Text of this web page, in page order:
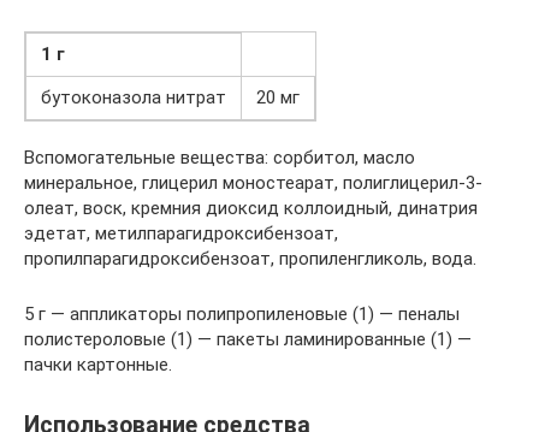
1 г
бутоконазола нитрат
20 мг
Вспомогательные вещества: сорбитол, масло
минеральное, глицерил моностеарат, полиглицерил-3-
олеат, воск, кремния диоксид коллоидный, динатрия
эдетат, метилпарагидроксибензоат,
пропилпарагидроксибензоат, пропиленгликоль, вода.
5 г — аппликаторы полипропиленовые (1) — пеналы
полистероловые (1) — пакеты ламинированные (1) —
пачки картонные.
Использование средства